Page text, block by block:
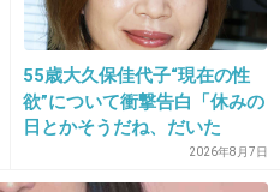
+27 -1
55歳大久保佳代子“現在の性
欲”について衝撃告白「休みの
日とかそうだね、だいた
2026年8月7日